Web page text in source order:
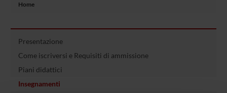
Home
Presentazione
Come iscriversi e Requisiti di ammissione
Piani didattici
Insegnamenti